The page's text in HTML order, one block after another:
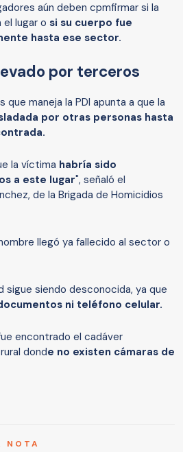
aún deben cpmfirmar si la
lugar o si su cuerpo fue
hasta ese sector.
por terceros
maneja la PDI apunta a que la
por otras personas hasta
la víctima habría sido
a este lugar", señaló el
de la Brigada de Homicidios
llegó ya fallecido al sector o
sigue siendo desconocida, ya que
ni teléfono celular.
encontrado el cadáver
donde no existen cámaras de
NOTA